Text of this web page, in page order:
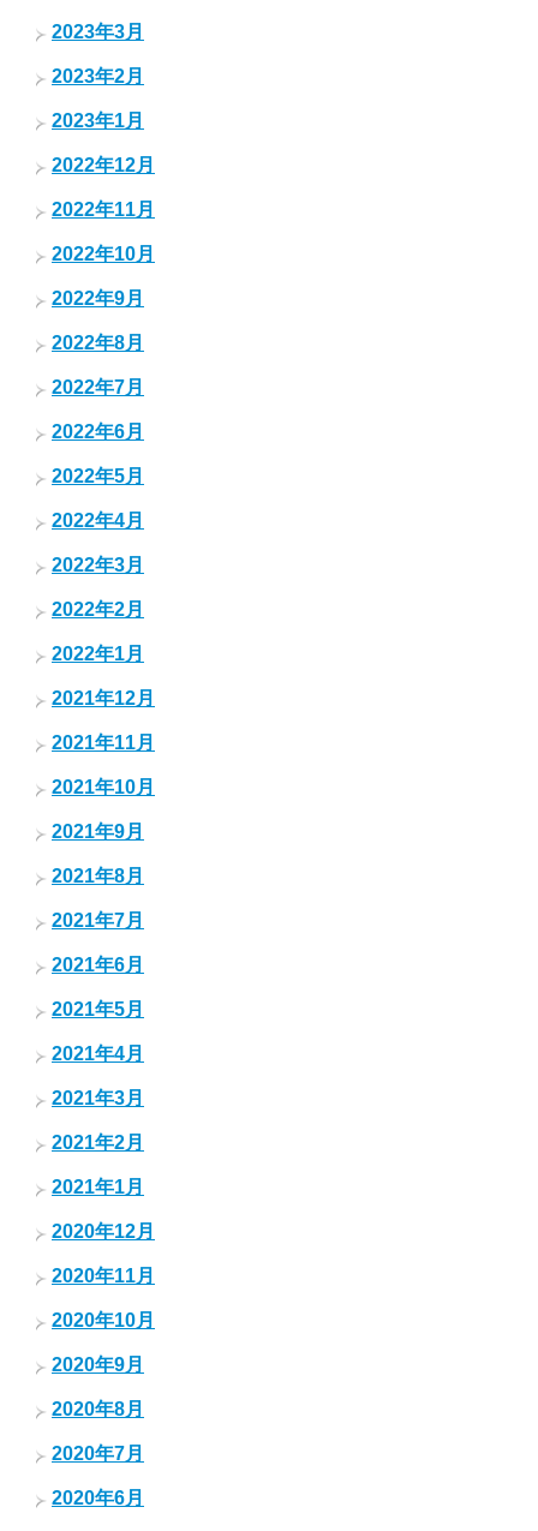
2023年3月
2023年2月
2023年1月
2022年12月
2022年11月
2022年10月
2022年9月
2022年8月
2022年7月
2022年6月
2022年5月
2022年4月
2022年3月
2022年2月
2022年1月
2021年12月
2021年11月
2021年10月
2021年9月
2021年8月
2021年7月
2021年6月
2021年5月
2021年4月
2021年3月
2021年2月
2021年1月
2020年12月
2020年11月
2020年10月
2020年9月
2020年8月
2020年7月
2020年6月